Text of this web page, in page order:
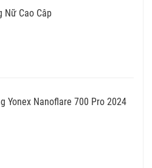
Nữ Cao Câp
Yonex Nanoflare 700 Pro 2024